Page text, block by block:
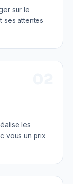
sur le
ses attentes
les
vous un prix